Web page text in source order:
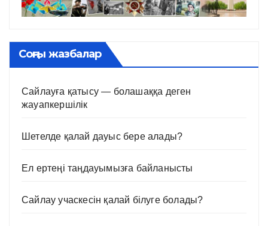
Соңғы жазбалар
Сайлауға қатысу — болашаққа деген
жауапкершілік
Шетелде қалай дауыс бере алады?
Ел ертеңі таңдауымызға байланысты
Сайлау учаскесін қалай білуге болады?